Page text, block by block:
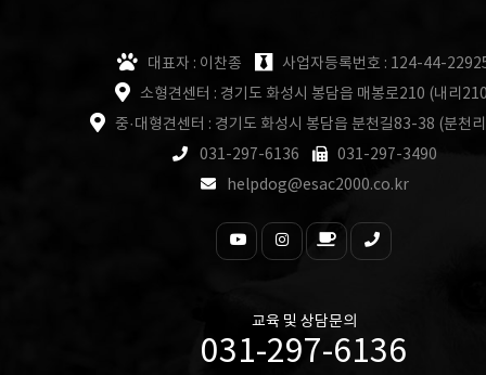
대표자 : 이찬종
사업자등록번호 : 124-44-
소형견센터 : 경기도 화성시 봉담읍 매봉로210 (내리
중·대형견센터 : 경기도 화성시 봉담읍 분천길83-38 (분천
031-297-6136
031-297-3490
helpdog@esac2000.co.kr
교육 및 상담문의
031-297-6136